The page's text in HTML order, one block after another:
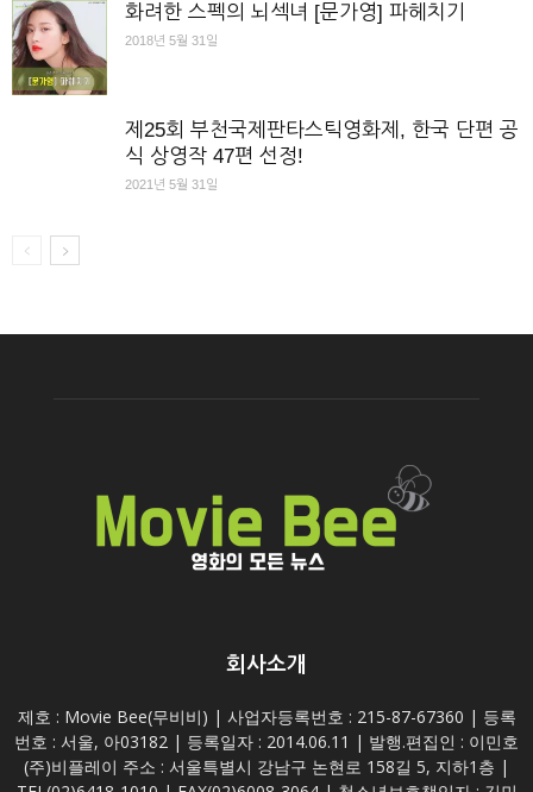
화려한 스펙의 뇌섹녀 [문가영] 파헤치기
2018년 5월 31일
제25회 부천국제판타스틱영화제, 한국 단편 공
식 상영작 47편 선정!
2021년 5월 31일
회사소개
제호 : Movie Bee(무비비) | 사업자등록번호 : 215-87-67360 | 등록
번호 : 서울, 아03182 | 등록일자 : 2014.06.11 | 발행.편집인 : 이민호
(주)비플레이 주소 : 서울특별시 강남구 논현로 158길 5, 지하1층 |